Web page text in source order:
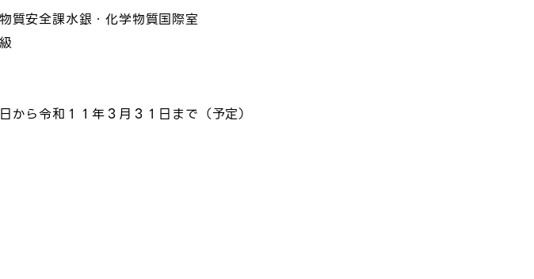
質安全課水銀・化学物質国際室
から令和１１年３月３１日まで（予定）